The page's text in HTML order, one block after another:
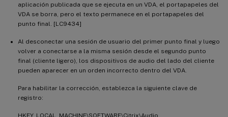
aplicación publicada que se ejecuta en un VDA, el portapapeles del
VDA se borra, pero el texto permanece en el portapapeles del
punto final. [LC9434]
Al desconectar una sesión de usuario del primer punto final y luego
volver a conectarse a la misma sesión desde el segundo punto
final (cliente ligero), los dispositivos de audio del lado del cliente
pueden aparecer en un orden incorrecto dentro del VDA.
Para habilitar la corrección, establezca la siguiente clave de
registro:
HKEY_LOCAL_MACHINE\SOFTWARE\Citrix\Audio